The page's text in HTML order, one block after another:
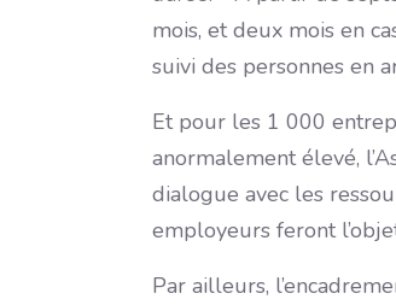
mois, et deux mois en
suivi des personnes en
Et pour les 1 000
anormalement élevé,
dialogue avec les
employeurs feront
Par ailleurs,